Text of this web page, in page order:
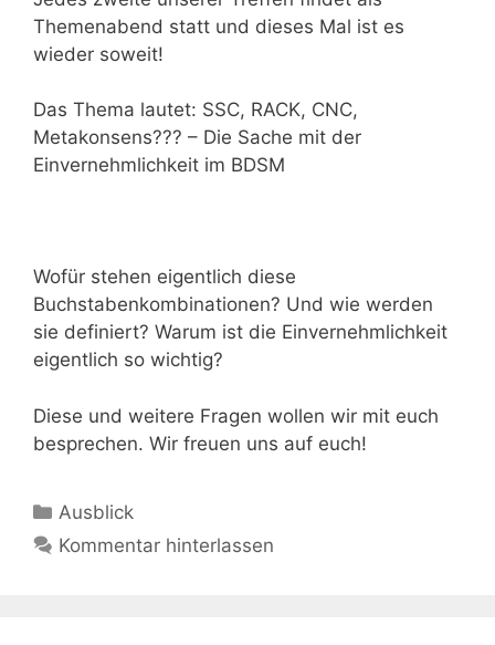
Themenabend statt und dieses Mal ist es
wieder soweit!
Das Thema lautet: SSC, RACK, CNC,
Metakonsens??? – Die Sache mit der
Einvernehmlichkeit im BDSM
Wofür stehen eigentlich diese
Buchstabenkombinationen? Und wie werden
sie definiert? Warum ist die Einvernehmlichkeit
eigentlich so wichtig?
Diese und weitere Fragen wollen wir mit euch
besprechen. Wir freuen uns auf euch!
Kategorien
Ausblick
Kommentar hinterlassen